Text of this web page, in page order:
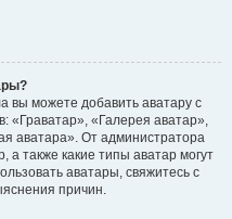
вы можете добавить аватару с
«Граватар», «Галерея аватар»,
аватара». От администратора
а также какие типы аватар могут
аватары, свяжитесь с
причин.